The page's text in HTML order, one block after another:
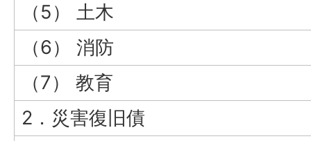
（5） 土木
（6） 消防
（7） 教育
2．災害復旧債